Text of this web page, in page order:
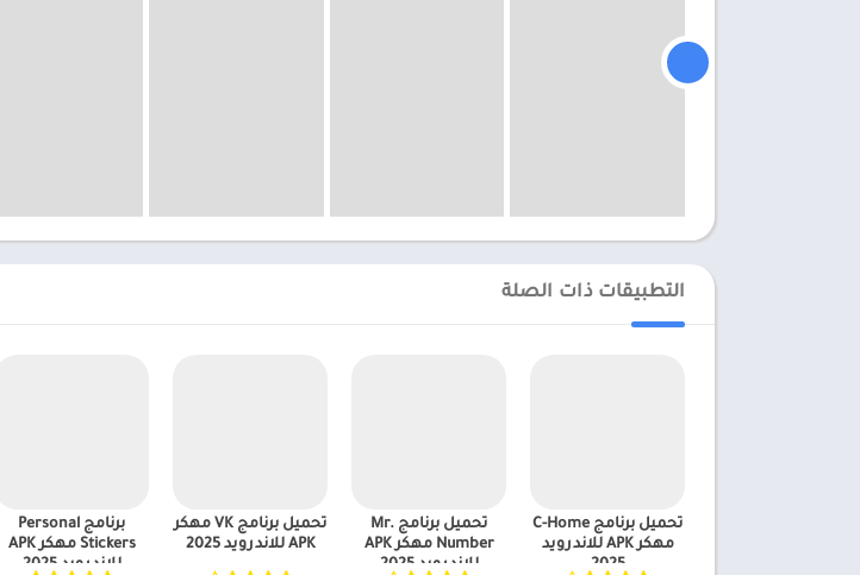
التطبيقات ذات الصلة
تحميل برنامج C-Home
مهكر APK للاندرويد
2025
تحميل برنامج Mr.
Number مهكر APK
للاندرويد 2025
تحميل برنامج VK مهكر
APK للاندرويد 2025
برنامج Personal
Stickers مهكر APK
للاندرويد 2025